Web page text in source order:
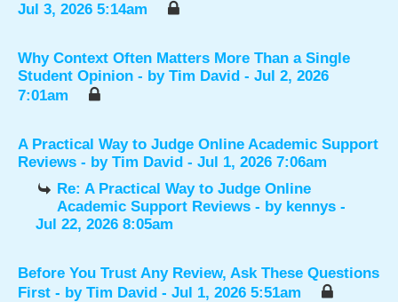
Jul 3, 2026 5:14am
Why Context Often Matters More Than a Single
Student Opinion - by Tim David - Jul 2, 2026
7:01am
A Practical Way to Judge Online Academic Support
Reviews - by Tim David - Jul 1, 2026 7:06am
Re: A Practical Way to Judge Online
Academic Support Reviews - by kennys -
Jul 22, 2026 8:05am
Before You Trust Any Review, Ask These Questions
First - by Tim David - Jul 1, 2026 5:51am